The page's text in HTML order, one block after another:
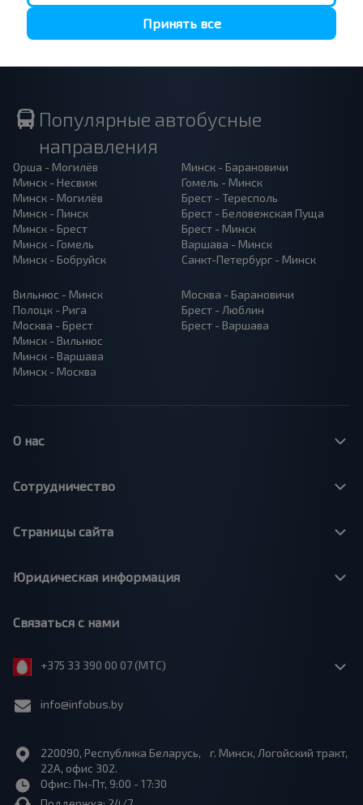
Популярные автобусные
направления
Орша - Могилёв
Минск - Несвиж
Минск - Могилёв
Минск - Пинск
Минск - Брест
Минск - Гомель
Минск - Бобруйск
Минск - Барановичи
Гомель - Минск
Брест - Тересполь
Брест - Беловежская Пуща
Брест - Минск
Варшава - Минск
Санкт-Петербург - Минск
Вильнюс - Минск
Полоцк - Рига
Москва - Брест
Минск - Вильнюс
Минск - Варшава
Минск - Москва
Москва - Барановичи
Брест - Люблин
Брест - Варшава
О нас
Сотрудничество
Страницы сайта
Юридическая информация
Связаться с нами
+375 33 390 00 07 (МТС)
info@infobus.by
220090, Республика Беларусь, г. Минск, Логойский тракт,
22А, офис 302.
Офис: Пн-Пт, 9:00 - 17:30
Принять все